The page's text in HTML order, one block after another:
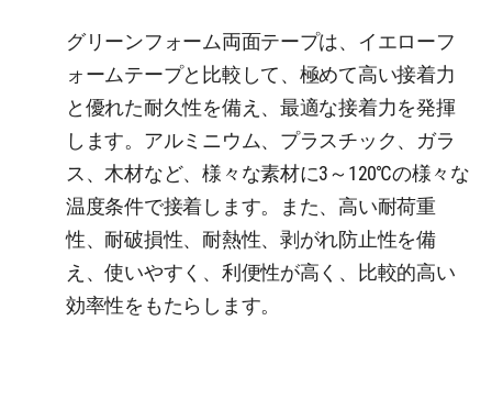
グリーンフォーム両面テープは、イエローフ
ォームテープと比較して、極めて高い接着力
と優れた耐久性を備え、最適な接着力を発揮
します。アルミニウム、プラスチック、ガラ
ス、木材など、様々な素材に3～120℃の様々な
温度条件で接着します。また、高い耐荷重
性、耐破損性、耐熱性、剥がれ防止性を備
え、使いやすく、利便性が高く、比較的高い
効率性をもたらします。